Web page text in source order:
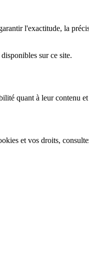
l'exactitude, la
sur ce site.
quant à leur contenu
et vos droits,